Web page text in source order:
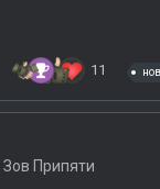
11
Зов Припяти